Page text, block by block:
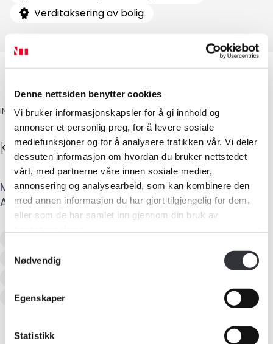
Denne nettsiden benytter cookies
Vi bruker informasjonskapsler for å gi innhold og
annonser et personlig preg, for å levere sosiale
mediefunksjoner og for å analysere trafikken vår. Vi deler
dessuten informasjon om hvordan du bruker nettstedet
vårt, med partnerne våre innen sosiale medier,
annonsering og analysearbeid, som kan kombinere den
med annen informasjon du har gjort tilgjengelig for dem,
eller som de har samlet inn gjennom din bruk av
Nødvendig
Egenskaper
Statistikk
Medlemskap
Kurs og konferanser
Kompetanse
Forbruker
Aktuelt
Verditaksering av bolig
INGENIØR
Knut P. Bjørklund
Mobil: 915 10 872E-post: knut@besiktas.no
Adresse: Solveien 1, 9411 HARSTAD
Tilstandsanalyse av boligeiendom
Taksering av næringseiendom